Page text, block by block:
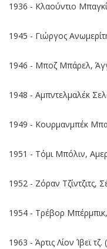
1936 - Κλαούντιο
1945 - Γιώργος
1946 - Μποζ Μπάρελ,
1948 - Αμπντελμαλέκ
1949 - Κουρμανμπέκ
1951 - Τόμι Μπόλιν,
1952 - Ζόραν Τζίντζιτς,
1954 - Τρέβορ
1963 - Άρτις Λίον Ίβεϊ